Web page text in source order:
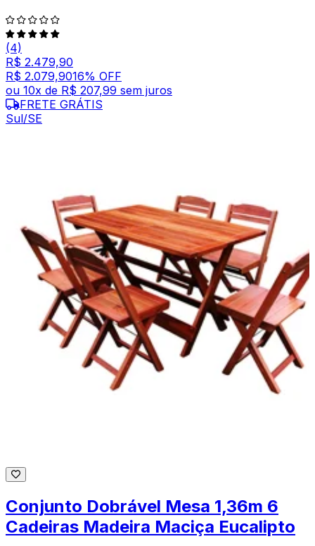
(4)
R$ 2.479,90
R$ 2.079,9016% OFF
ou 10x de R$ 207,99 sem juros
FRETE GRÁTIS
Sul/SE
Conjunto Dobrável Mesa 1,36m 6
Cadeiras Madeira Maciça Eucalipto